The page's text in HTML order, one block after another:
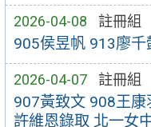
2026-04-08 註冊組
905侯昱帆 913廖
2026-04-07 註冊組
907黃致文 908王
許維恩錄取 北一女